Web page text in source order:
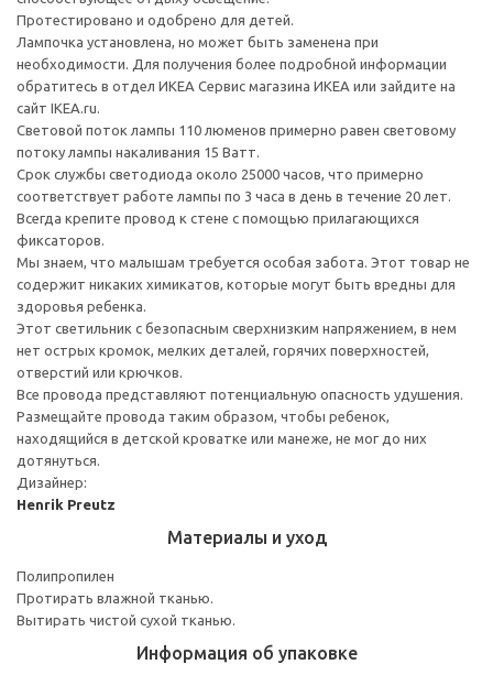
Протестировано и одобрено для детей.
Лампочка установлена, но может быть заменена при
необходимости. Для получения более подробной информации
обратитесь в отдел ИКЕА Сервис магазина ИКЕА или зайдите на
сайт IKEA.ru.
Световой поток лампы 110 люменов примерно равен световому
потоку лампы накаливания 15 Ватт.
Срок службы светодиода около 25000 часов, что примерно
соответствует работе лампы по 3 часа в день в течение 20 лет.
Всегда крепите провод к стене с помощью прилагающихся
фиксаторов.
Мы знаем, что малышам требуется особая забота. Этот товар не
содержит никаких химикатов, которые могут быть вредны для
здоровья ребенка.
Этот светильник с безопасным сверхнизким напряжением, в нем
нет острых кромок, мелких деталей, горячих поверхностей,
отверстий или крючков.
Все провода представляют потенциальную опасность удушения.
Размещайте провода таким образом, чтобы ребенок,
находящийся в детской кроватке или манеже, не мог до них
дотянуться.
Дизайнер:
Henrik Preutz
Материалы и уход
Полипропилен
Протирать влажной тканью.
Вытирать чистой сухой тканью.
Информация об упаковке